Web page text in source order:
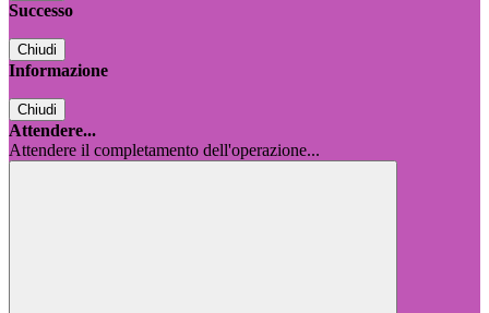
Successo
Chiudi
Informazione
Chiudi
Attendere...
Attendere il completamento dell'operazione...